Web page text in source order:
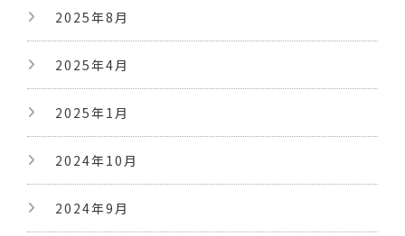
2025年8月
2025年4月
2025年1月
2024年10月
2024年9月